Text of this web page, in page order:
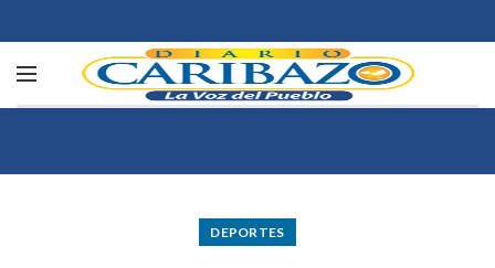
DEPORTES